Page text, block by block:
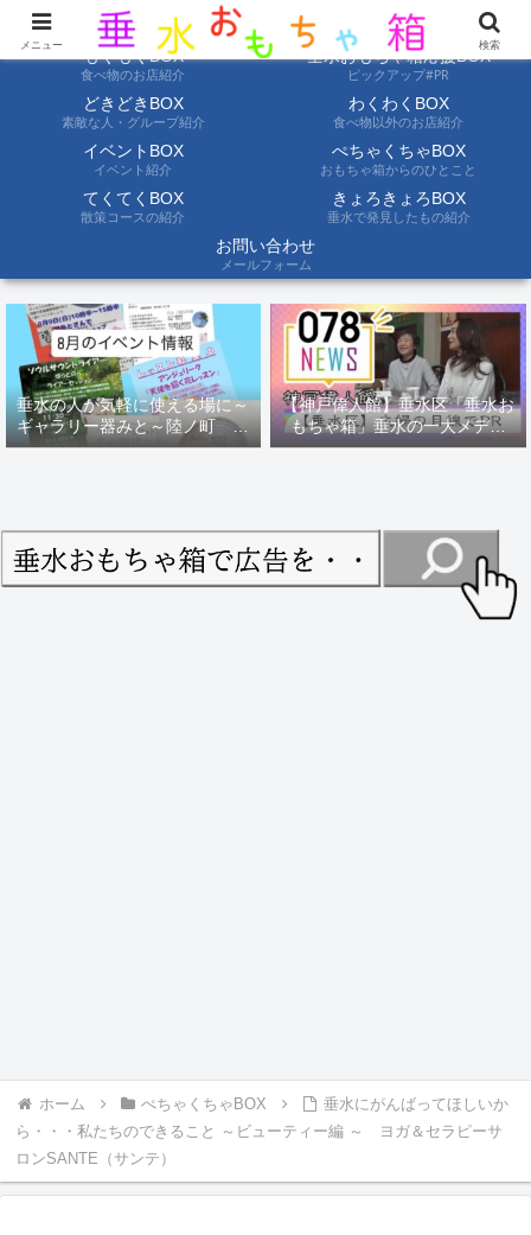
ようこそ垂水おもちゃ箱へ。垂水の情報を自分たちの目でみて聞いて伝えます
もぐもぐBOX
食べ物のお店紹介
垂水おもちゃ箱応援BOX
ピックアップ#PR
どきどきBOX
素敵な人・グループ紹介
わくわくBOX
食べ物以外のお店紹介
イベントBOX
イベント紹介
ぺちゃくちゃBOX
おもちゃ箱からのひとこと
てくてくBOX
散策コースの紹介
きょろきょろBOX
垂水で発見したもの紹介
お問い合わせ
メールフォーム
垂水の人が気軽に使える場に～
ギャラリー器みと～陸ノ町 ８
月のイベント情報
【神戸偉人館】垂水区「垂水お
もちゃ箱」垂水の一大メディ
ア！？｜神戸の魅力を凸インタ
ホーム ぺちゃくちゃBOX
垂水にがんばってほしいか
ら・・・私たちのできること ～ビューティー編 ～ ヨガ＆セラピーサ
ロンSANTE（サンテ）
メニュー 検索